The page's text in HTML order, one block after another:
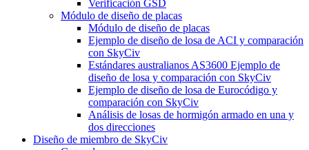
Verificación GSD
Módulo de diseño de placas
Módulo de diseño de placas
Ejemplo de diseño de losa de ACI y comparación
con SkyCiv
Estándares australianos AS3600 Ejemplo de
diseño de losa y comparación con SkyCiv
Ejemplo de diseño de losa de Eurocódigo y
comparación con SkyCiv
Análisis de losas de hormigón armado en una y
dos direcciones
Diseño de miembro de SkyCiv